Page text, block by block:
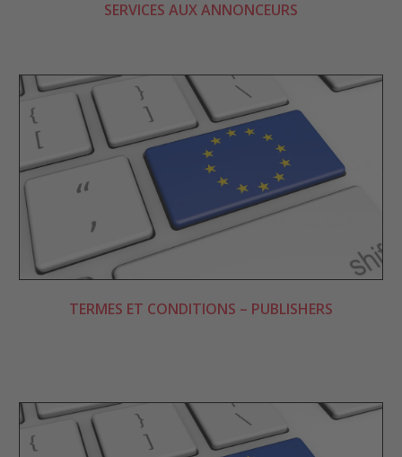
SERVICES AUX ANNONCEURS
TERMES ET CONDITIONS – PUBLISHERS